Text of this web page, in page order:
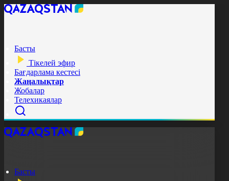
Басты
Тікелей эфир
Бағдарлама кестесі
Жаңалықтар
Жобалар
Телехикаялар
Басты